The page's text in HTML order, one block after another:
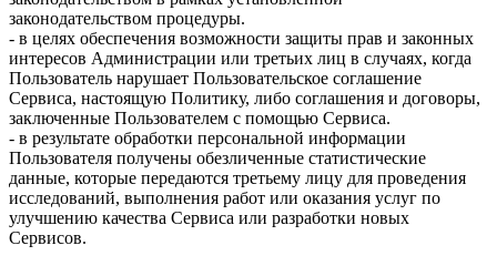
законодательством процедуры.
- в целях обеспечения возможности защиты прав и законных
интересов Администрации или третьих лиц в случаях, когда
Пользователь нарушает Пользовательское соглашение
Сервиса, настоящую Политику, либо соглашения и договоры,
заключенные Пользователем с помощью Сервиса.
- в результате обработки персональной информации
Пользователя получены обезличенные статистические
данные, которые передаются третьему лицу для проведения
исследований, выполнения работ или оказания услуг по
улучшению качества Сервиса или разработки новых
Сервисов.